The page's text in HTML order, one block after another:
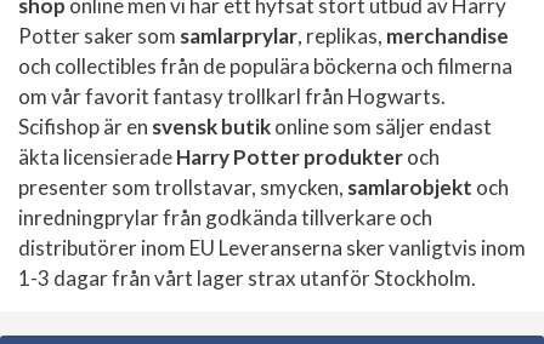
shop online men vi har ett hyfsat stort utbud av Harry
Potter saker som samlarprylar, replikas, merchandise
och collectibles från de populära böckerna och filmerna
om vår favorit fantasy trollkarl från Hogwarts.
Scifishop är en svensk butikonline som säljer endast
äkta licensieradeHarry Potter produkteroch
presenter som trollstavar, smycken, samlarobjekt och
inredningprylar från godkända tillverkare och
distributörer inom EU Leveranserna sker vanligtvis inom
1-3 dagar från vårt lager strax utanför Stockholm.